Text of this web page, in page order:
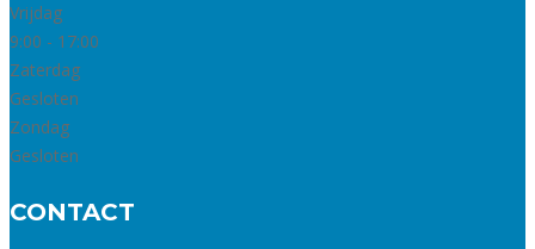
Vrijdag
9:00 - 17:00
Zaterdag
Gesloten
Zondag
Gesloten
CONTACT